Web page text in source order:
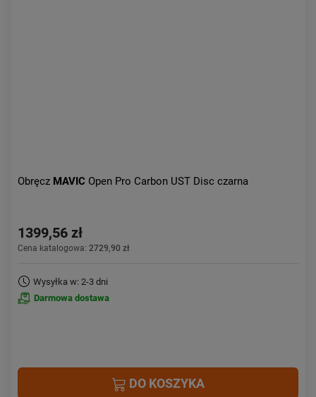
Obręcz MAVIC Open Pro Carbon UST Disc czarna
1399,56 zł
Cena katalogowa: 2729,90 zł
Wysyłka w: 2-3 dni
Darmowa dostawa
DO KOSZYKA